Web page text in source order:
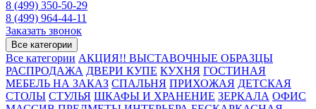
8 (499) 350-50-29
8 (499) 964-44-11
Заказать звонок
Все категории
Все категории АКЦИЯ!! ВЫСТАВОЧНЫЕ ОБРАЗЦЫ
РАСПРОДАЖА ДВЕРИ КУПЕ КУХНЯ ГОСТИНАЯ
МЕБЕЛЬ НА ЗАКАЗ СПАЛЬНЯ ПРИХОЖАЯ ДЕТСКАЯ
СТОЛЫ СТУЛЬЯ ШКАФЫ И ХРАНЕНИЕ ЗЕРКАЛА ОФИС